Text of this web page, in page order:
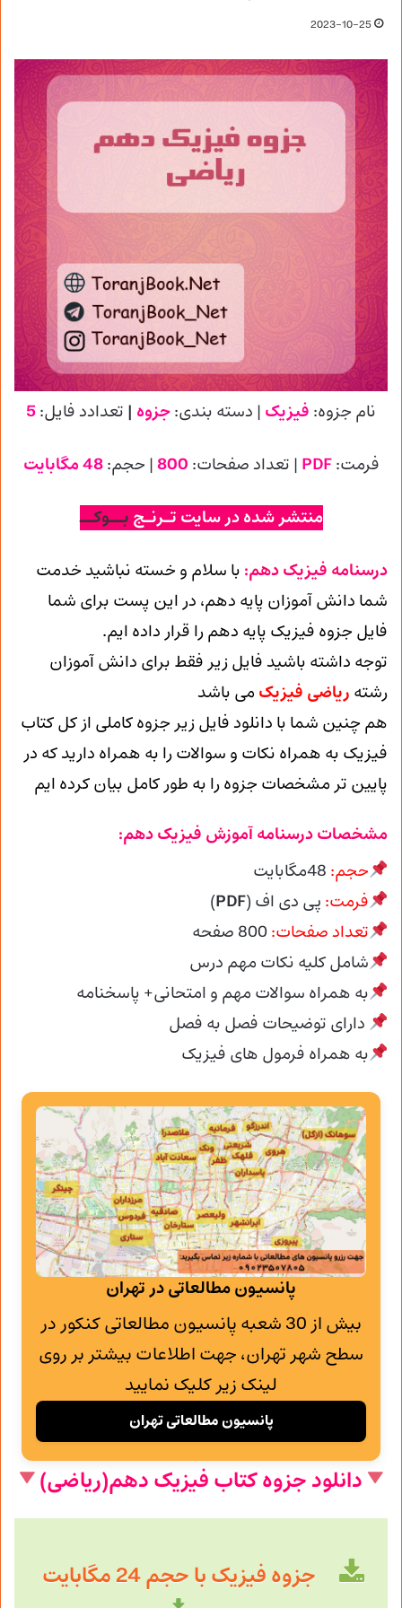
2023-10-25
نام جزوه: فیزیک | دسته بندی:جزوه | تعدادد فایل:
فرمت:PDF | تعداد صفحات: 800| حجم:48 مگابایت
منتشر شده در سایت تـرنـج بــوکــ
درسنامه فیزیک دهم: با سلام و خسته نباشید خدمت
شما دانش آموزان پایه دهم، در این پست برای شما
فایل جزوه فیزیک پایه دهم را قرار داده ایم.
توجه داشته باشید فایل زیر فقط برای دانش آموزان
رشته ریاضی فیزیک می باشد
هم چنین شما با دانلود فایل زیر جزوه کاملی از کل کتاب
فیزیک به همراه نکات و سوالات را به همراه دارید که در
پایین تر مشخصات جزوه را به طور کامل بیان کرده ایم
مشخصات درسنامه آموزش فیزیک دهم:
حجم:
فرمت: پی دی اف (PDF
)
تعداد صفحات:800 صفحه
شامل کلیه نکات مهم درس
به همراه سوالات مهم و امتحانی+ پاسخنامه
دارای توضیحات فصل به فصل
به همراه فرمول های فیزیک
پانسیون مطالعاتی در تهران
بیش از 30 شعبه پانسیون مطالعاتی کنکور در
سطح شهر تهران، جهت اطلاعات بیشتر بر روی
لینک زیر کلیک نمایید
پانسیون مطالعاتی تهران
دانلود جزوه کتاب فیزیک دهم(ریاضی)
جزوه فیزیک با حجم 24 مگابایت